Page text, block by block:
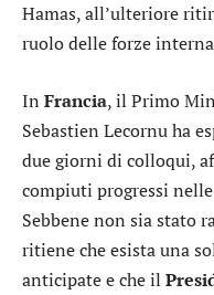
Hamas, all’ulteriore
ruolo delle forze
In Francia, il Primo
Sebastien Lecornu ha
due giorni di colloqui,
compiuti progressi
Sebbene non sia stato
ritiene che esista una
anticipate e che il